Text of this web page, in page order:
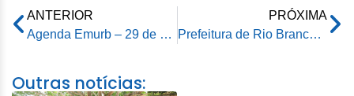
ANTERIOR
Agenda Emurb – 29 de dezembro de 2025
PRÓXIMA
Prefeitura de Rio Branco garante atendimento integral às famílias afetadas pela cheia do Rio Acre
Outras notícias: